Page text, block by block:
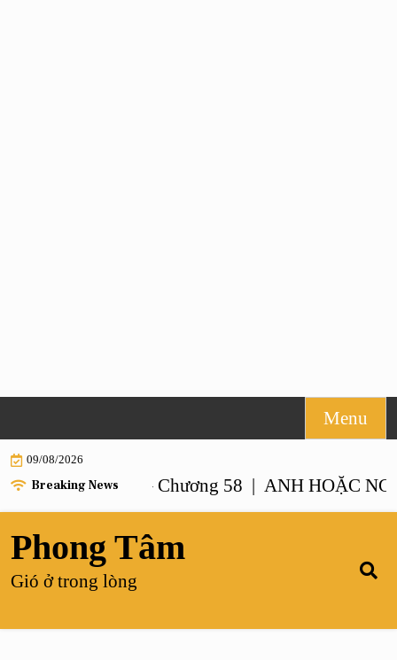
to
content
Menu
09/08/2026
Breaking News
NHƯ ANH – Chương 58 | ANH HOẶC NGƯỜI
Phong Tâm
Gió ở trong lòng